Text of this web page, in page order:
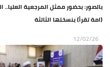
بالصور: بحضور ممثل المرجعية
(امة تقرأ) بنسختها الثالثة
12/02/26